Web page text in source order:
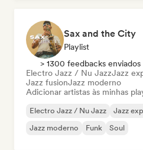
Sax and the City
Playlist
> 1300 feedbacks enviados
Electro Jazz / Nu JazzJazz
Jazz fusionJazz moderno
Adicionar artistas às minhas
Electro Jazz / Nu Jazz Jazz
Jazz moderno
Funk Soul